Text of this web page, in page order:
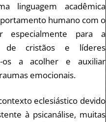
linguagem acadêmica
humano com o
especialmente para a
de cristãos e líderes
os a acolher e auxiliar
emocionais.
eclesiástico devido
à psicanálise, muitas